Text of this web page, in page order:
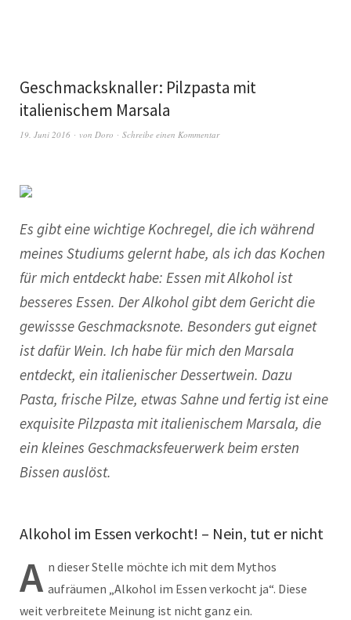
Geschmacksknaller: Pilzpasta mit
italienischem Marsala
19. Juni 2016 von Doro Schreibe einen Kommentar
Es gibt eine wichtige Kochregel, die ich während
meines Studiums gelernt habe, als ich das Kochen
für mich entdeckt habe: Essen mit Alkohol ist
besseres Essen. Der Alkohol gibt dem Gericht die
gewissse Geschmacksnote. Besonders gut eignet
ist dafür Wein. Ich habe für mich den Marsala
entdeckt, ein italienischer Dessertwein. Dazu
Pasta, frische Pilze, etwas Sahne und fertig ist eine
exquisite Pilzpasta mit italienischem Marsala, die
ein kleines Geschmacksfeuerwerk beim ersten
Bissen auslöst.
Alkohol im Essen verkocht! – Nein, tut er nicht
A n dieser Stelle möchte ich mit dem Mythos
aufräumen „Alkohol im Essen verkocht ja“. Diese
weit verbreitete Meinung ist nicht ganz ein.